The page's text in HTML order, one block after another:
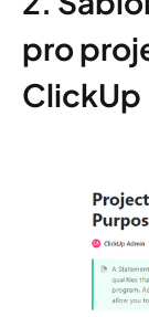
pro
ClickUp